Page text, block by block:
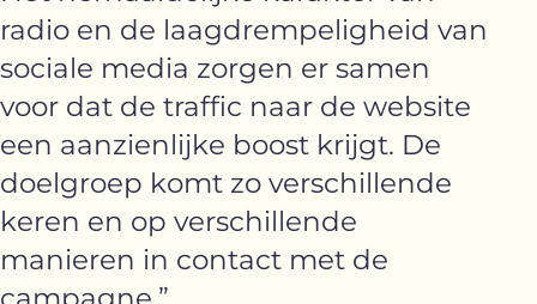
radio en de laagdrempeligheid van
sociale media zorgen er samen
voor dat de traffic naar de website
een aanzienlijke boost krijgt. De
doelgroep komt zo verschillende
keren en op verschillende
manieren in contact met de